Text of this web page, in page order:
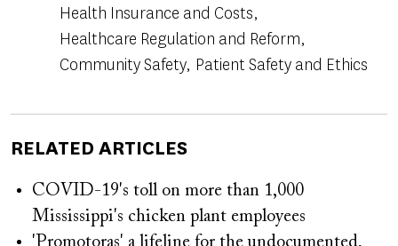
Health Insurance and Costs
Healthcare Regulation and Reform
Community Safety Patient Safety and Ethics
RELATED ARTICLES
COVID-19's toll on more than 1,000
Mississippi's chicken plant employees